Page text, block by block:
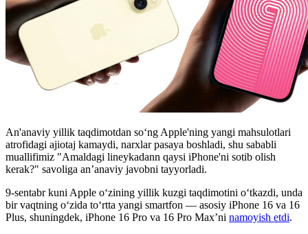
An'anaviy yillik taqdimotdan so‘ng Apple'ning yangi mahsulotlari
atrofidagi ajiotaj kamaydi, narxlar pasaya boshladi, shu sababli
muallifimiz "Amaldagi lineykadann qaysi iPhone'ni sotib olish
kerak?" savoliga an’anaviy javobni tayyorladi.
9-sentabr kuni Apple o‘zining yillik kuzgi taqdimotini o‘tkazdi, unda
bir vaqtning o‘zida to‘rtta yangi smartfon — asosiy iPhone 16 va 16
Plus, shuningdek, iPhone 16 Pro va 16 Pro Max’ni namoyish etdi.